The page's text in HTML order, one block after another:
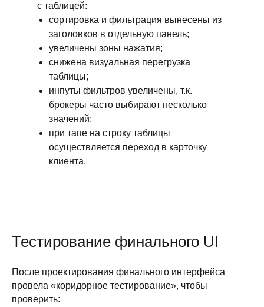
с таблицей:
сортировка и фильтрация вынесены из
заголовков в отдельную панель;
увеличены зоны нажатия;
снижена визуальная перегрузка
таблицы;
инпуты фильтров увеличены, т.к.
брокеры часто выбирают несколько
значений;
при тапе на строку таблицы
осуществляется переход в карточку
клиента.
Тестирование финального UI
После проектирования финального интерфейса
провела «коридорное тестирование», чтобы
проверить: